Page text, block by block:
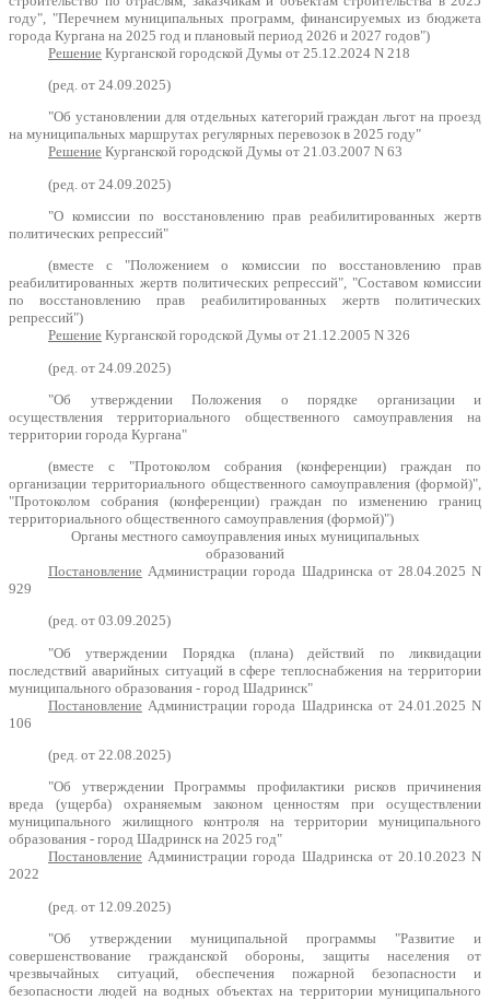
году", "Перечнем муниципальных программ, финансируемых из бюджета
города Кургана на 2025 год и плановый период 2026 и 2027 годов")
Решение Курганской городской Думы от 25.12.2024 N 218
(ред. от 24.09.2025)
"Об установлении для отдельных категорий граждан льгот на проезд
на муниципальных маршрутах регулярных перевозок в 2025 году"
Решение Курганской городской Думы от 21.03.2007 N 63
(ред. от 24.09.2025)
"О комиссии по восстановлению прав реабилитированных жертв
политических репрессий"
(вместе с "Положением о комиссии по восстановлению прав
реабилитированных жертв политических репрессий", "Составом комиссии
по восстановлению прав реабилитированных жертв политических
репрессий")
Решение Курганской городской Думы от 21.12.2005 N 326
(ред. от 24.09.2025)
"Об утверждении Положения о порядке организации и
осуществления территориального общественного самоуправления на
территории города Кургана"
(вместе с "Протоколом собрания (конференции) граждан по
организации территориального общественного самоуправления (формой)",
"Протоколом собрания (конференции) граждан по изменению границ
территориального общественного самоуправления (формой)")
Органы местного самоуправления иных муниципальных
образований
Постановление Администрации города Шадринска от 28.04.2025 N
929
(ред. от 03.09.2025)
"Об утверждении Порядка (плана) действий по ликвидации
последствий аварийных ситуаций в сфере теплоснабжения на территории
муниципального образования - город Шадринск"
Постановление Администрации города Шадринска от 24.01.2025 N
106
(ред. от 22.08.2025)
"Об утверждении Программы профилактики рисков причинения
вреда (ущерба) охраняемым законом ценностям при осуществлении
муниципального жилищного контроля на территории муниципального
образования - город Шадринск на 2025 год"
Постановление Администрации города Шадринска от 20.10.2023 N
2022
(ред. от 12.09.2025)
"Об утверждении муниципальной программы "Развитие и
совершенствование гражданской обороны, защиты населения от
чрезвычайных ситуаций, обеспечения пожарной безопасности и
безопасности людей на водных объектах на территории муниципального